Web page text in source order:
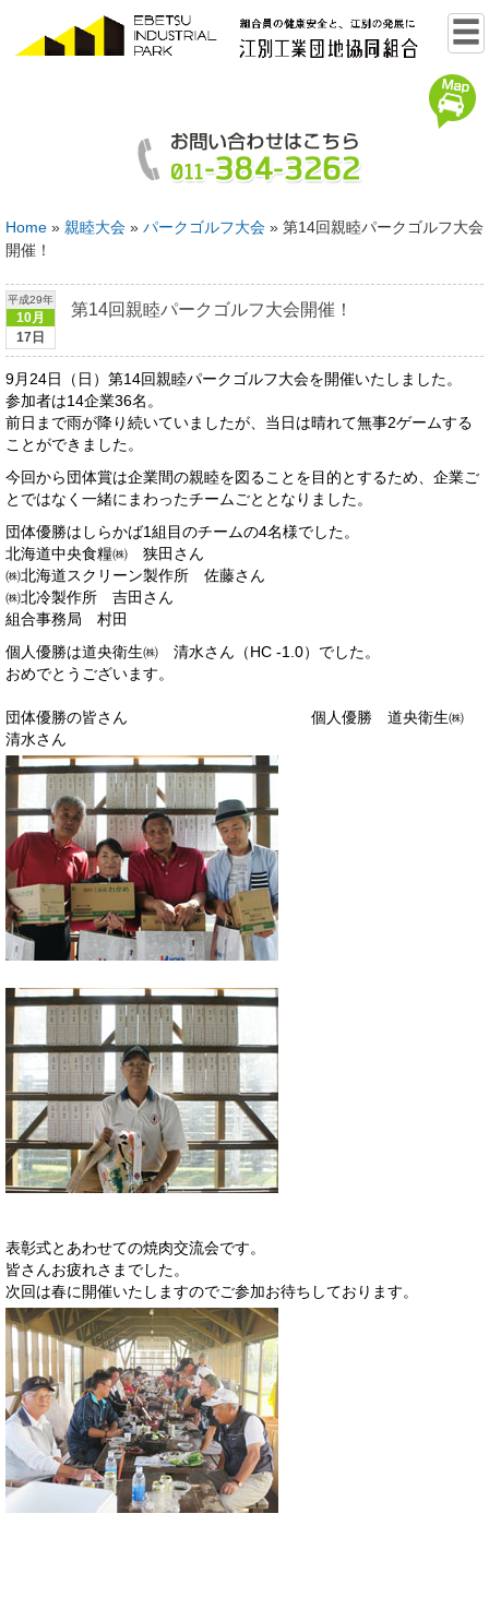
Home » 親睦大会 » パークゴルフ大会 » 第14回親睦パークゴルフ大会
開催！
平成29年
10月
17日
第14回親睦パークゴルフ大会開催！
9月24日（日）第14回親睦パークゴルフ大会を開催いたしました。
参加者は14企業36名。
前日まで雨が降り続いていましたが、当日は晴れて無事2ゲームする
ことができました。
今回から団体賞は企業間の親睦を図ることを目的とするため、企業ご
とではなく一緒にまわったチームごととなりました。
団体優勝はしらかば1組目のチームの4名様でした。
北海道中央食糧㈱ 狭田さん
㈱北海道スクリーン製作所 佐藤さん
㈱北冷製作所 吉田さん
組合事務局 村田
個人優勝は道央衛生㈱ 清水さん（HC -1.0）でした。
おめでとうございます。
団体優勝の皆さん 個人優勝 道央衛生㈱
清水さん
表彰式とあわせての焼肉交流会です。
皆さんお疲れさまでした。
次回は春に開催いたしますのでご参加お待ちしております。